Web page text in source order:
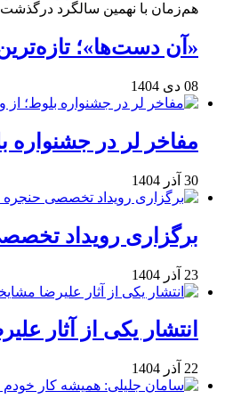
هم‌زمان با نهمین سالگرد درگذشت
«آن دست‌ها»؛
08 دی 1404
مفاخر لر در جشنواره
30 آذر 1404
برگزاری رویداد
23 آذر 1404
انتشار یکی از آثار
22 آذر 1404